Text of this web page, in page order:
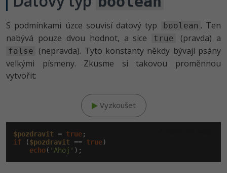
WordPress specialista
SEO specialista
-10%
Pro děti
Více
Kurzy e-commerce
Testování softwaru
Kurzy designu
HTML/CSS
Příběhy absolventů
S podmínkami úzce souvisí datový typ boolean . Ten
nabývá pouze dvou hodnot, a sice
true (pravda) a
false
(nepravda). Tyto konstanty někdy bývají psány
velkými písmeny. Zkusme si takovou proměnnou
vytvořit:
Vyzkoušet
$pozdravit = true
if ($pozdravit == true)
echo( 'Ahoj'